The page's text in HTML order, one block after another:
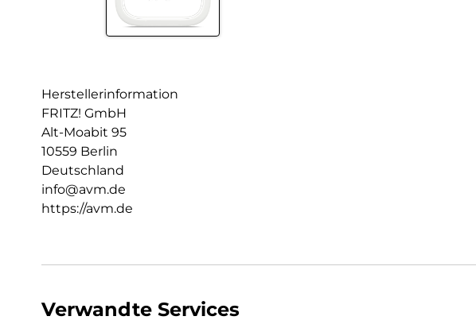
Herstellerinformation
FRITZ! GmbH
Alt-Moabit 95
10559 Berlin
Deutschland
info@avm.de
https://avm.de
Verwandte Services